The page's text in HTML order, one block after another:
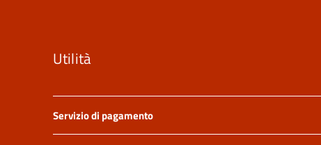
Utilità
Servizio di pagamento